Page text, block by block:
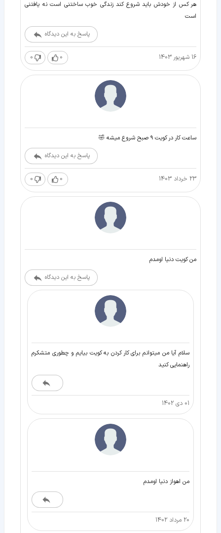
هر کس از خودش باید شروع کند زندگی خوب ساختنی است نه یافتنی
است
پاسخ به این دیدگاه
16 شهریور 1403 0
0
ساعت کار در کویت ۹ صبح شروع میشه 🤣
پاسخ به این دیدگاه
23 خرداد 1403 0
0
من کویت دنیا اومدم
پاسخ به این دیدگاه
سلام آیا من میتوانم برای کار کردن به کویت بیایم و چطوری متشکرم
راهنمایی کنید
01 دی 1402
من اهواز دنیا اومدم
20 مرداد 1402